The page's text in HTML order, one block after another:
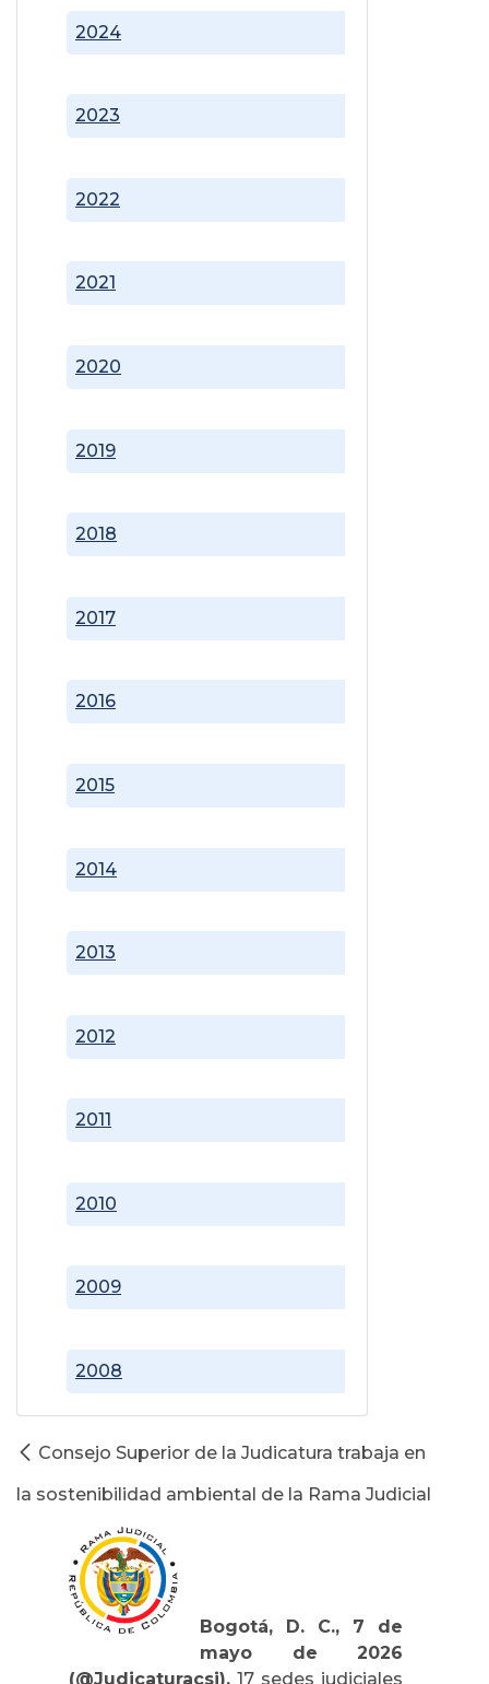
2008
2009
2010
2011
2012
2013
2014
2015
2016
2017
2018
2019
2020
2021
2022
2023
2024
Consejo Superior de la Judicatura trabaja en
la sostenibilidad ambiental de la Rama Judicial
Bogotá, D. C., 7 de
mayo de 2026
(@Judicaturacsj). 17 sedes judiciales